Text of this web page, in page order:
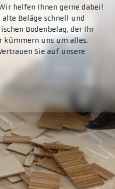
helfen Ihnen gerne dabei!
Beläge schnell und
Bodenbelag, der Ihr
kümmern uns um alles.
Sie auf unsere